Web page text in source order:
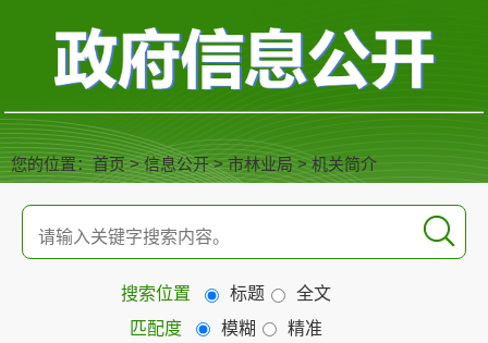
您的位置：首页>信息公开>市林业局> 机关简介
搜索位置 标题
全文
匹配度
模糊
精准